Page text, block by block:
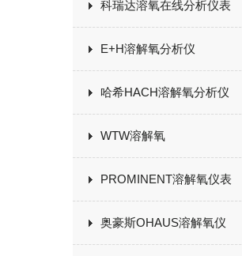
科瑞达溶氧在线分析仪表
E+H溶解氧分析仪
哈希HACH溶解氧分析仪
WTW溶解氧
PROMINENT溶解氧仪表
奥豪斯OHAUS溶解氧仪